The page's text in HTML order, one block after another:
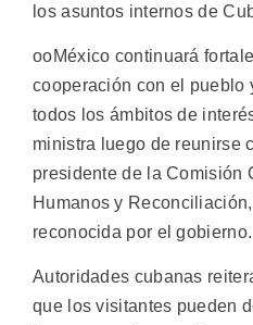
los asuntos internos de
ooMéxico continuará
cooperación con el pueblo
todos los ámbitos de
ministra luego de reunirse
presidente de la Comisión
Humanos y
reconocida por el gobierno.
Autoridades cubanas
que los visitantes pueden